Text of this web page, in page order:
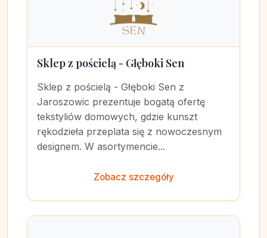
Sklep z pościelą - Głęboki Sen
Sklep z pościelą - Głęboki Sen z
Jaroszowic prezentuje bogatą ofertę
tekstyliów domowych, gdzie kunszt
rękodzieła przeplata się z nowoczesnym
designem. W asortymencie...
Zobacz szczegóły